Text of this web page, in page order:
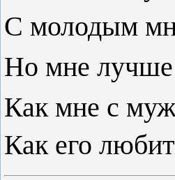
С молодым
Но мне
Как мне с
Как его